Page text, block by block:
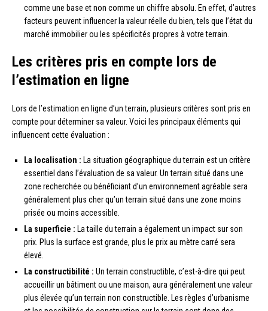
comme une base et non comme un chiffre absolu. En effet, d’autres
facteurs peuvent influencer la valeur réelle du bien, tels que l’état du
marché immobilier ou les spécificités propres à votre terrain.
Les critères pris en compte lors de
l’estimation en ligne
Lors de l’estimation en ligne d’un terrain, plusieurs critères sont pris en
compte pour déterminer sa valeur. Voici les principaux éléments qui
influencent cette évaluation :
La localisation : La situation géographique du terrain est un critère
essentiel dans l’évaluation de sa valeur. Un terrain situé dans une
zone recherchée ou bénéficiant d’un environnement agréable sera
généralement plus cher qu’un terrain situé dans une zone moins
prisée ou moins accessible.
La superficie : La taille du terrain a également un impact sur son
prix. Plus la surface est grande, plus le prix au mètre carré sera
élevé.
La constructibilité : Un terrain constructible, c’est-à-dire qui peut
accueillir un bâtiment ou une maison, aura généralement une valeur
plus élevée qu’un terrain non constructible. Les règles d’urbanisme